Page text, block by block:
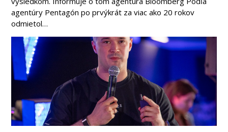
agentúry Pentagón po prvýkrát za viac ako 20 rokov
odmietol…